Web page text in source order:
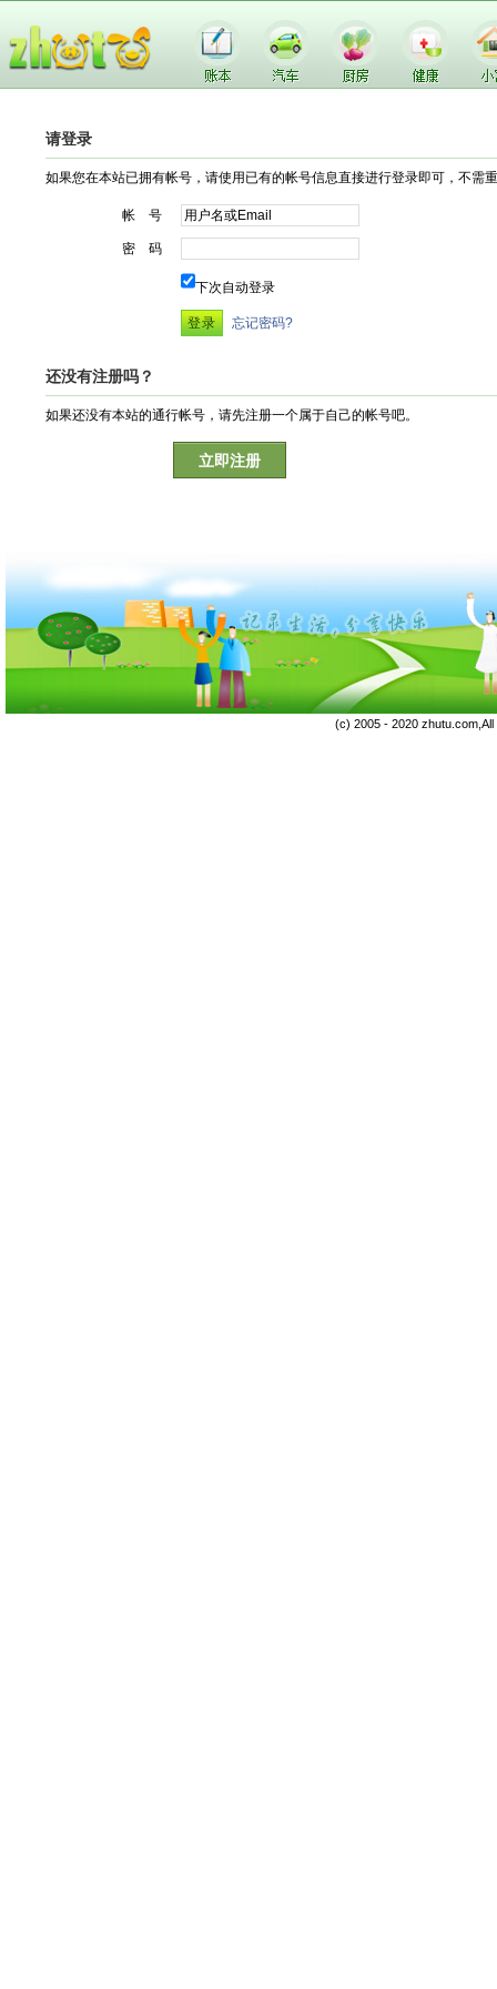
请登录
如果您在本站已拥有帐号，请使用已有的帐号信息直接进行登录即可，不需
帐 号
密 码
下次自动登录
忘记密码?
还没有注册吗？
如果还没有本站的通行帐号，请先注册一个属于自己的帐号吧。
立即注册
(c) 2005 - 2020